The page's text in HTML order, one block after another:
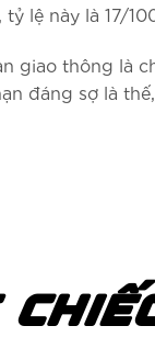
lệ này là 17/
giao thông là
đáng sợ là